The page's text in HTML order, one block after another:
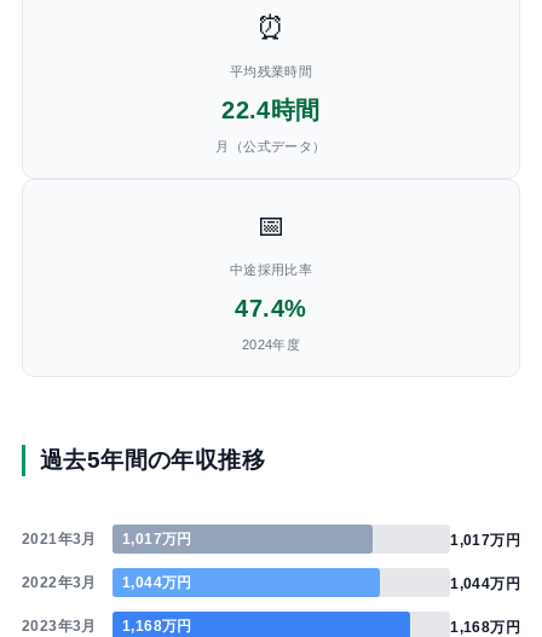
⏰
平均残業時間
22.4時間
月（公式データ）
📅
中途採用比率
47.4%
2024年度
過去5年間の年収推移
2021年3月 1,017万円 1,017万円
2022年3月 1,044万円 1,044万円
2023年3月 1,168万円 1,168万円